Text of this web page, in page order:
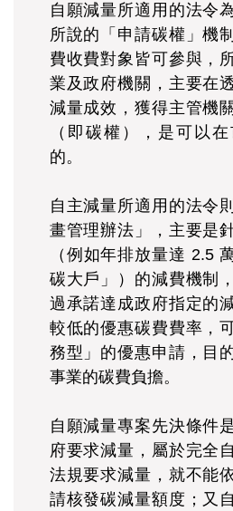
自願減量所適用的法令
所說的「申請碳權」機
費收費對象皆可參與，
業及政府機關，主要在
減量成效，獲得主管機
（即碳權），是可以
的。
自主減量所適用的法令
畫管理辦法」，主要是
（例如年排放量達 2.5
碳大戶」）的減費機制
過承諾達成政府指定的
較低的優惠碳費費率，
務型」的優惠申請，目
事業的碳費負擔。
自願減量專案先決條件
府要求減量，屬於完全
法規要求減量，就不能
請核發碳減量額度；又